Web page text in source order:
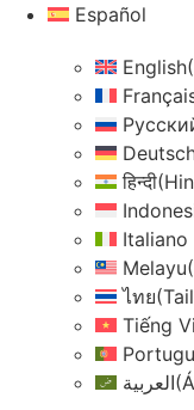
Español
English(
हिन्दी(
Italiano
Melayu(
ไทย(
Tiếng
العربية(